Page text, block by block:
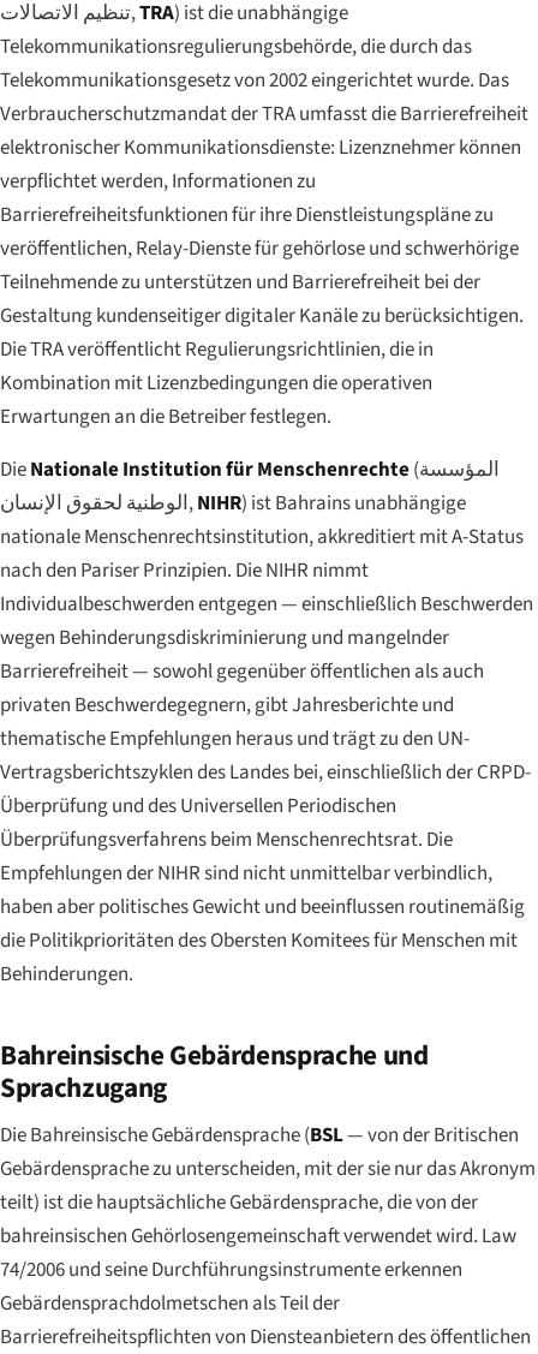
تنظيم الاتصالات,TRA) ist die unabhängige
Telekommunikationsregulierungsbehörde, die durch das
Telekommunikationsgesetz von 2002 eingerichtet wurde. Das
Verbraucherschutzmandat der TRA umfasst die Barrierefreiheit
elektronischer Kommunikationsdienste: Lizenznehmer können
verpflichtet werden, Informationen zu
Barrierefreiheitsfunktionen für ihre Dienstleistungspläne zu
veröffentlichen, Relay-Dienste für gehörlose und schwerhörige
Teilnehmende zu unterstützen und Barrierefreiheit bei der
Gestaltung kundenseitiger digitaler Kanäle zu berücksichtigen.
Die TRA veröffentlicht Regulierungsrichtlinien, die in
Kombination mit Lizenzbedingungen die operativen
Erwartungen an die Betreiber festlegen.
DieNationale Institution für Menschenrechte(المؤسسة
الوطنية لحقوق الإنسان,NIHR) ist Bahrains unabhängige
nationale Menschenrechtsinstitution, akkreditiert mit A-Status
nach den Pariser Prinzipien. Die NIHR nimmt
Individualbeschwerden entgegen — einschließlich Beschwerden
wegen Behinderungsdiskriminierung und mangelnder
Barrierefreiheit — sowohl gegenüber öffentlichen als auch
privaten Beschwerdegegnern, gibt Jahresberichte und
thematische Empfehlungen heraus und trägt zu den UN-
Vertragsberichtszyklen des Landes bei, einschließlich der CRPD-
Überprüfung und des Universellen Periodischen
Überprüfungsverfahrens beim Menschenrechtsrat. Die
Empfehlungen der NIHR sind nicht unmittelbar verbindlich,
haben aber politisches Gewicht und beeinflussen routinemäßig
die Politikprioritäten des Obersten Komitees für Menschen mit
Behinderungen.
Bahreinsische Gebärdensprache und
Sprachzugang
Die Bahreinsische Gebärdensprache (BSL— von der Britischen
Gebärdensprache zu unterscheiden, mit der sie nur das Akronym
teilt) ist die hauptsächliche Gebärdensprache, die von der
bahreinsischen Gehörlosengemeinschaft verwendet wird. Law
74/2006 und seine Durchführungsinstrumente erkennen
Gebärdensprachdolmetschen als Teil der
Barrierefreiheitspflichten von Diensteanbietern des öffentlichen